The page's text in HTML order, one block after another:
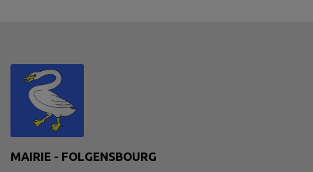
MAIRIE - FOLGENSBOURG